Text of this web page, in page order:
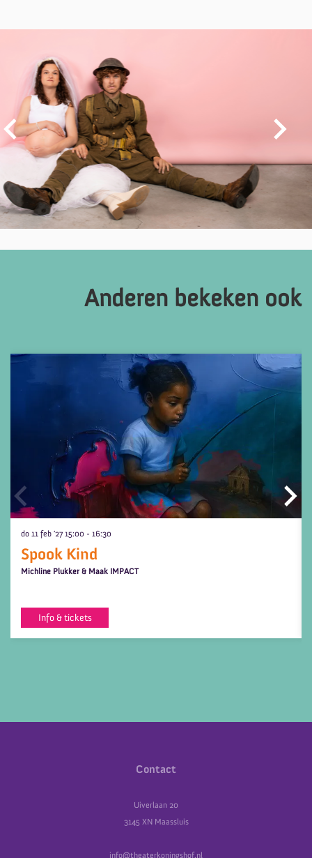
Anderen bekeken ook
Spook Kind
Michline Plukker & Maak IMPACT
do 11 feb ’27 15:00 - 16:30
Info & tickets
Contact
Uiverlaan 20
3145 XN Maassluis
info@theaterkoningshof.nl